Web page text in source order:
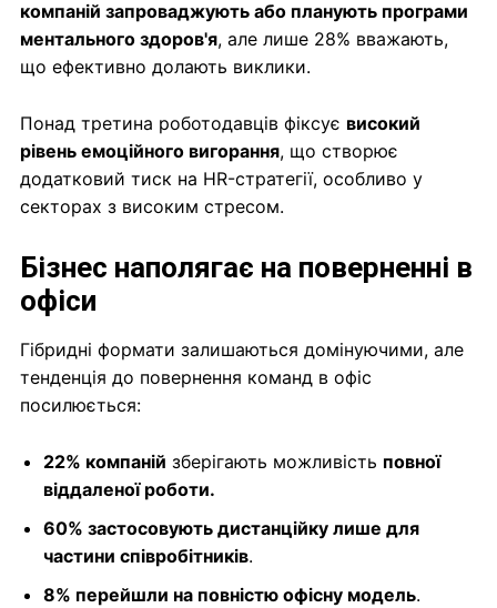
компаній запроваджують або планують програми
ментального здоров'я, але лише 28% вважають,
що ефективно долають виклики.
Понад третина роботодавців фіксує високий
рівень емоційного вигорання, що створює
додатковий тиск на HR-стратегії, особливо у
секторах з високим стресом.
Бізнес наполягає на поверненні в
офіси
Гібридні формати залишаються домінуючими, але
тенденція до повернення команд в офіс
посилюється:
22% компаній зберігають можливість повної
віддаленої роботи.
60% застосовують дистанційку лише для
частини співробітників.
8% перейшли на повністю офісну модель.